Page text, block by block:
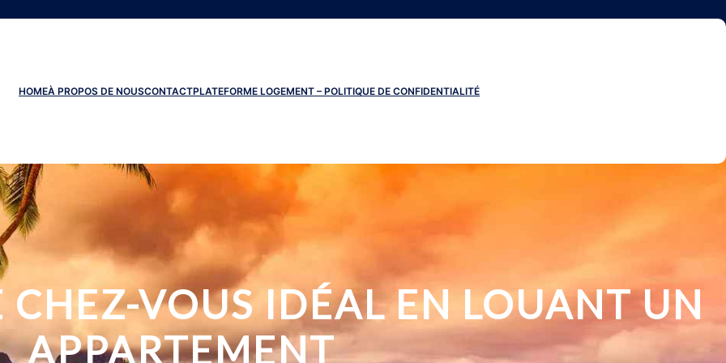
HOMEÀ PROPOS DE NOUSCONTACTPLATEFORME LOGEMENT – POLITIQUE DE CONFIDENTIALITÉ
CHEZ-VOUS IDÉAL EN LOUANT UN
APPARTEMENT